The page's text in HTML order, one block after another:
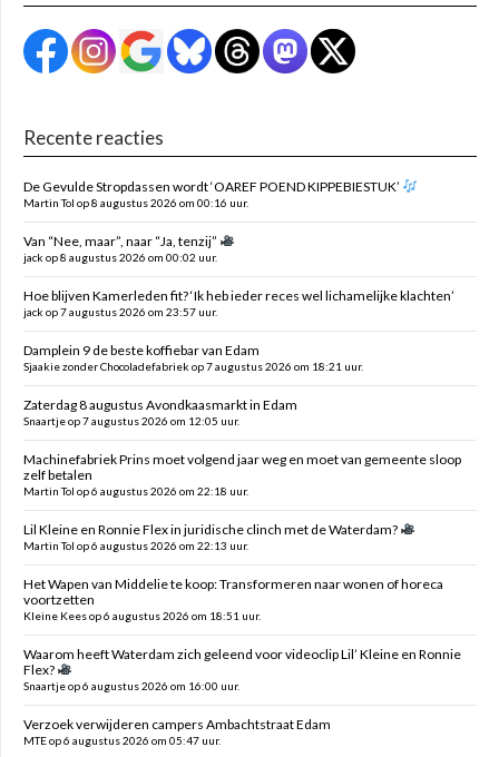
Recente reacties
De Gevulde Stropdassen wordt ‘OAREF POEND KIPPEBIESTUK’
Martin Tol op 8 augustus 2026 om 00:16 uur.
Van “Nee, maar”, naar “Ja, tenzij”
jack op 8 augustus 2026 om 00:02 uur.
Hoe blijven Kamerleden fit? ‘Ik heb ieder reces wel lichamelijke klachten’
jack op 7 augustus 2026 om 23:57 uur.
Damplein 9 de beste koffiebar van Edam
Sjaakie zonder Chocoladefabriek op 7 augustus 2026 om 18:21 uur.
Zaterdag 8 augustus Avondkaasmarkt in Edam
Snaartje op 7 augustus 2026 om 12:05 uur.
Machinefabriek Prins moet volgend jaar weg en moet van gemeente sloop
zelf betalen
Martin Tol op 6 augustus 2026 om 22:18 uur.
Lil Kleine en Ronnie Flex in juridische clinch met de Waterdam?
Martin Tol op 6 augustus 2026 om 22:13 uur.
Het Wapen van Middelie te koop: Transformeren naar wonen of horeca
voortzetten
Kleine Kees op 6 augustus 2026 om 18:51 uur.
Waarom heeft Waterdam zich geleend voor videoclip Lil’ Kleine en Ronnie
Flex?
Snaartje op 6 augustus 2026 om 16:00 uur.
Verzoek verwijderen campers Ambachtstraat Edam
MTE op 6 augustus 2026 om 05:47 uur.